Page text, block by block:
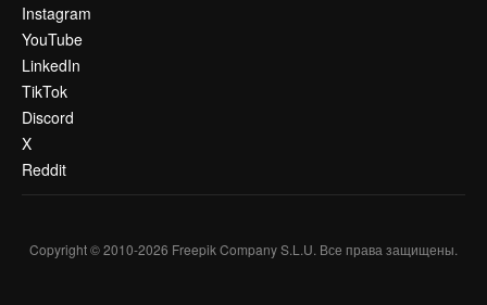
Instagram
YouTube
LinkedIn
TikTok
Discord
X
Reddit
Copyright © 2010-2026 Freepik Company S.L.U. Все права защищены.